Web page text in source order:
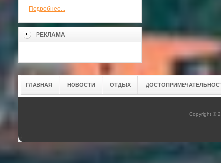
Подробнее...
РЕКЛАМА
ГЛАВНАЯ НОВОСТИ ОТДЫХ
Copyright ©